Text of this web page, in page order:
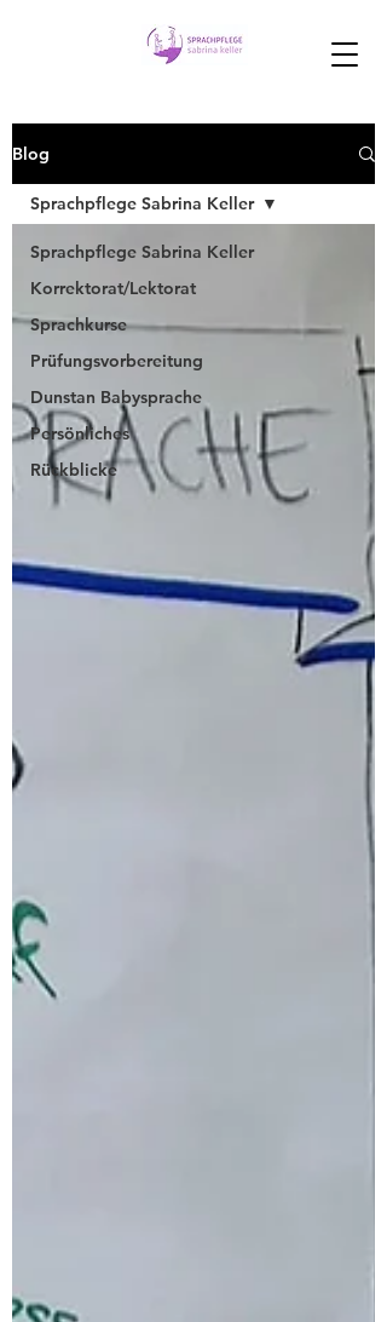
Blog
Sprachpflege Sabrina Keller
Korrektorat/Lektorat
Sprachkurse
Prüfungsvorbereitung
Dunstan Babysprache
Persönliches
Rückblicke
Sprachpflege Sabrina Keller